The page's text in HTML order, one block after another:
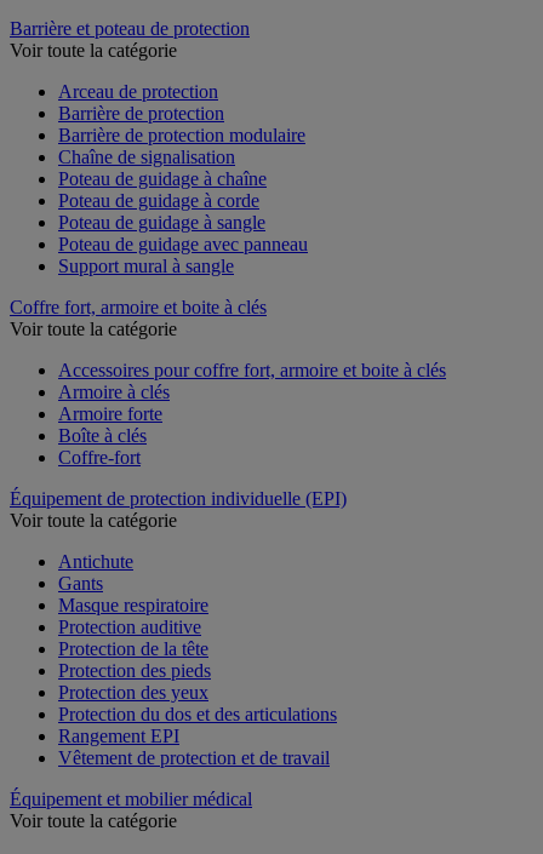
Barrière et poteau de protection
Voir toute la catégorie
Arceau de protection
Barrière de protection
Barrière de protection modulaire
Chaîne de signalisation
Poteau de guidage à chaîne
Poteau de guidage à corde
Poteau de guidage à sangle
Poteau de guidage avec panneau
Support mural à sangle
Coffre fort, armoire et boite à clés
Voir toute la catégorie
Accessoires pour coffre fort, armoire et boite à clés
Armoire à clés
Armoire forte
Boîte à clés
Coffre-fort
Équipement de protection individuelle (EPI)
Voir toute la catégorie
Antichute
Gants
Masque respiratoire
Protection auditive
Protection de la tête
Protection des pieds
Protection des yeux
Protection du dos et des articulations
Rangement EPI
Vêtement de protection et de travail
Équipement et mobilier médical
Voir toute la catégorie